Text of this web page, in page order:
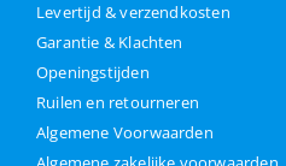
Levertijd & verzendkosten
Garantie & Klachten
Openingstijden
Ruilen en retourneren
Algemene Voorwaarden